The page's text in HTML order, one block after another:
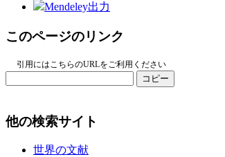
Mendeley出力
このページのリンク
引用にはこちらのURLをご利用ください
コピー
他の検索サイト
世界の文献